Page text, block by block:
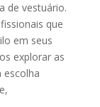
de vestuário.
que
em seus
explorar as
escolha